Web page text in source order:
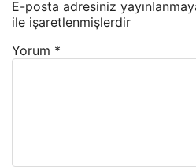
E-posta adresiniz
ile işaretlenmişlerdir
Yorum *